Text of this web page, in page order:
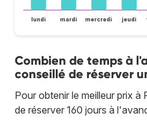
lundi mardi mercredi jeudi
Combien de temps à
conseillé de réserver
Pour obtenir le meilleur prix à
de réserver 160 jours à